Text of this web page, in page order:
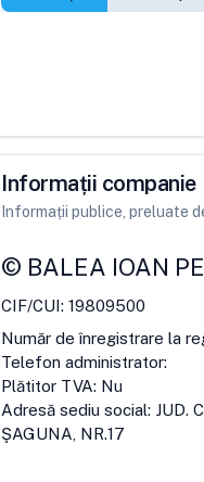
Informații companie
Informații publice, preluate
© BALEA IOAN
CIF/CUI: 19809500
Număr de înregistrare la
Telefon administrator:
Plătitor TVA: Nu
Adresă sediu social: JUD.
ŞAGUNA, NR.17